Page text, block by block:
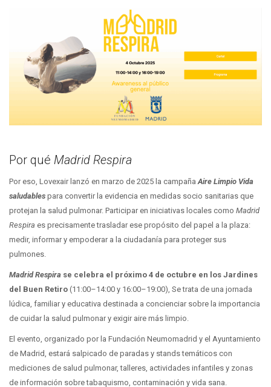
Por qué Madrid Respira
Por eso, Lovexair lanzó en marzo de 2025 la campaña Aire Limpio Vida
saludables para convertir la evidencia en medidas socio sanitarias que
protejan la salud pulmonar. Participar en iniciativas locales como Madrid
Respira es precisamente trasladar ese propósito del papel a la plaza:
medir, informar y empoderar a la ciudadanía para proteger sus
pulmones.
Madrid Respira se celebra el próximo 4 de octubre en los Jardines
del Buen Retiro (11:00–14:00 y 16:00–19:00), Se trata de una jornada
lúdica, familiar y educativa destinada a concienciar sobre la importancia
de cuidar la salud pulmonar y exigir aire más limpio.
El evento, organizado por la Fundación Neumomadrid y el Ayuntamiento
de Madrid, estará salpicado de paradas y stands temáticos con
mediciones de salud pulmonar, talleres, actividades infantiles y zonas
de información sobre tabaquismo, contaminación y vida sana.